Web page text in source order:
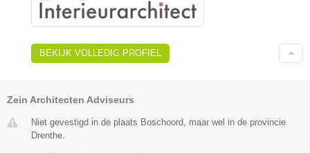
BEKIJK VOLLEDIG PROFIEL
Zein Architecten Adviseurs
Niet gevestigd in de plaats Boschoord, maar wel in de provincie
Drenthe.